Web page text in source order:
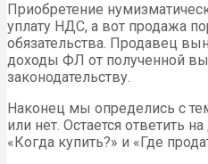
Приобретение
уплату НДС, а вот продажа
обязательства. Продавец
доходы ФЛ от полученной
законодательству.
Наконец мы определись с
или нет. Остается ответить
«Когда купить?» и «Где